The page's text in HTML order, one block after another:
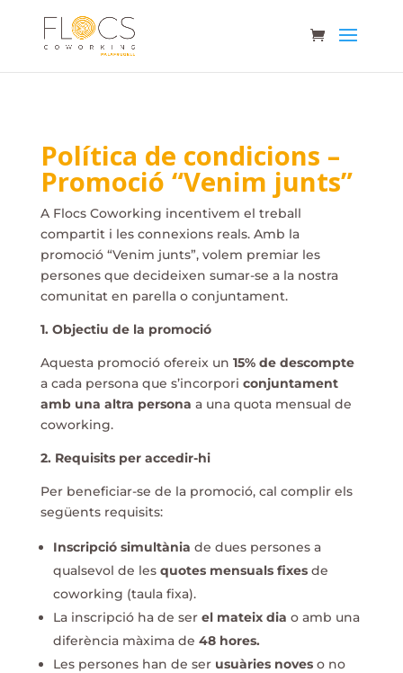
Política de condicions –
Promoció “Venim junts”
A Flocs Coworking incentivem el treball
compartit i les connexions reals. Amb la
promoció “Venim junts”, volem premiar les
persones que decideixen sumar-se a la nostra
comunitat en parella o conjuntament.
1. Objectiu de la promoció
Aquesta promoció ofereix un 15% de descompte
a cada persona que s’incorpori conjuntament
amb una altra persona a una quota mensual de
coworking.
2. Requisits per accedir-hi
Per beneficiar-se de la promoció, cal complir els
següents requisits:
Inscripció simultània de dues persones a
qualsevol de les quotes mensuals fixesde
coworking (taula fixa).
La inscripció ha de ser el mateix dia o amb una
diferència màxima de 48 hores.
Les persones han de ser usuàries noveso no